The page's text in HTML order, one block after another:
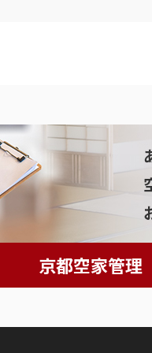
京都空家管理